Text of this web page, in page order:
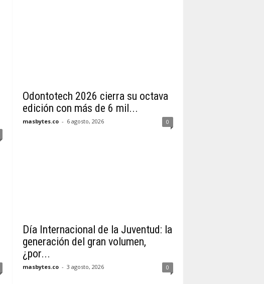
Odontotech 2026 cierra su octava
edición con más de 6 mil...
masbytes.co - 6 agosto, 2026 0
Día Internacional de la Juventud: la
generación del gran volumen,
¿por...
masbytes.co - 3 agosto, 2026 0